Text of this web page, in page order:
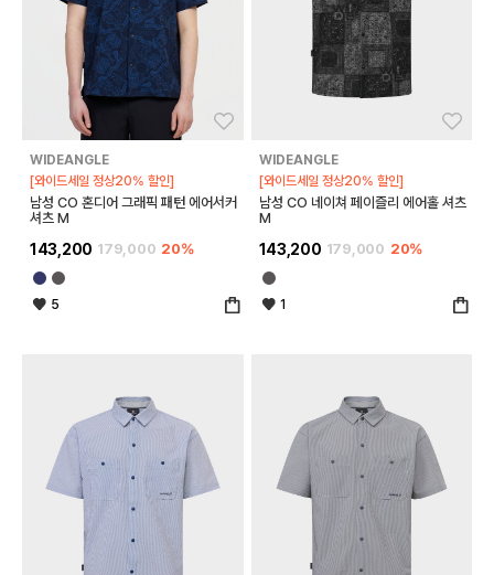
WIDEANGLE
[와이드세일 정상20% 할인]
남성 CO 혼디어 그래픽 패턴 에어서커
셔츠 M
143,200 179,000 20%
5
WIDEANGLE
[와이드세일 정상20% 할인]
남성 CO 네이쳐 페이즐리 에어홀 셔츠
M
143,200 179,000 20%
1